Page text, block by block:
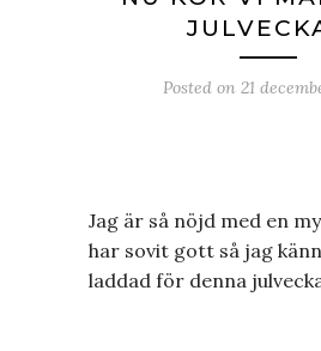
Posted on 21
Jag är så nöjd med en
har sovit gott så jag
laddad för denna